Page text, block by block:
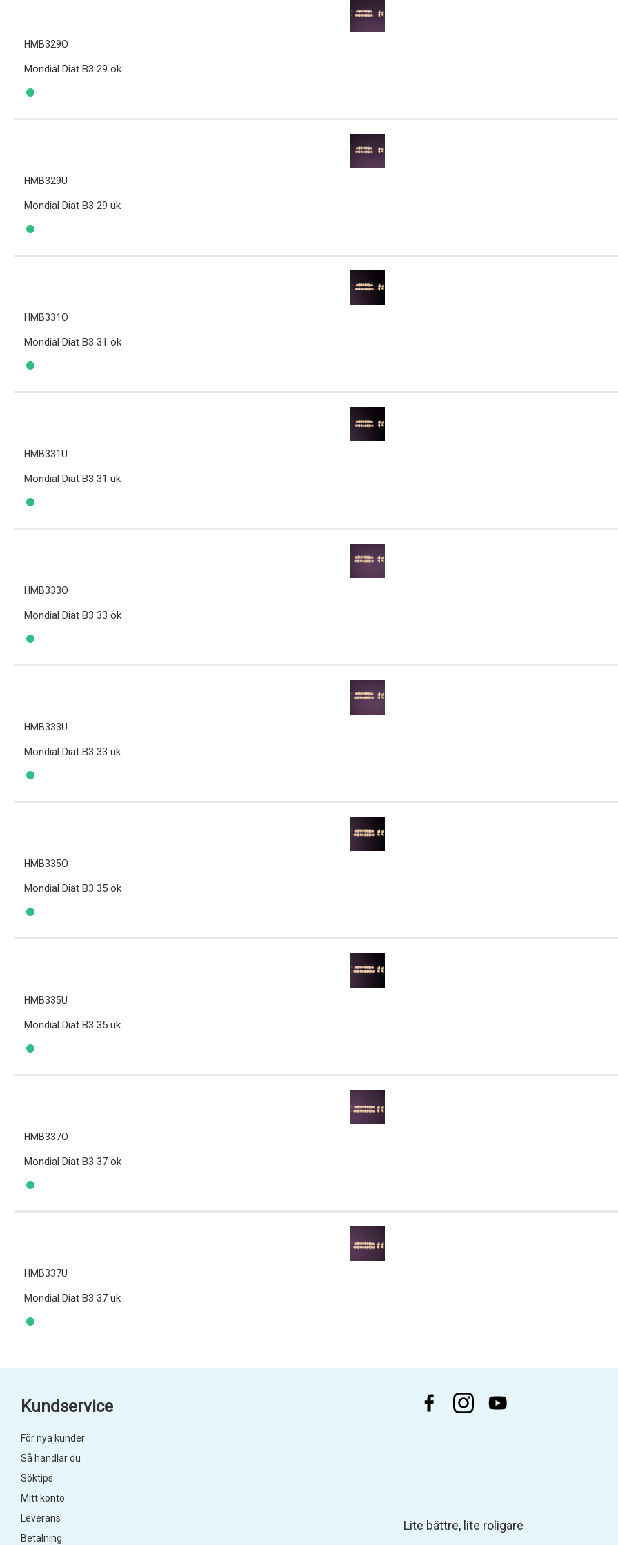
HMB329O
Mondial Diat B3 29 ök
HMB329U
Mondial Diat B3 29 uk
HMB331O
Mondial Diat B3 31 ök
HMB331U
Mondial Diat B3 31 uk
HMB333O
Mondial Diat B3 33 ök
HMB333U
Mondial Diat B3 33 uk
HMB335O
Mondial Diat B3 35 ök
HMB335U
Mondial Diat B3 35 uk
HMB337O
Mondial Diat B3 37 ök
HMB337U
Mondial Diat B3 37 uk
Lite bättre, lite roligare
Kundservice
För nya kunder
Så handlar du
Söktips
Mitt konto
Leverans
Betalning